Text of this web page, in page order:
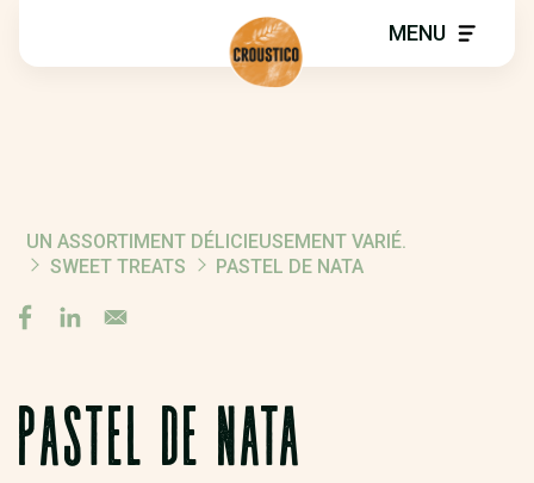
MENU
FIL
D'ARIANE
UN ASSORTIMENT DÉLICIEUSEMENT VARIÉ.
SWEET TREATS
PASTEL DE NATA
PASTEL DE NATA